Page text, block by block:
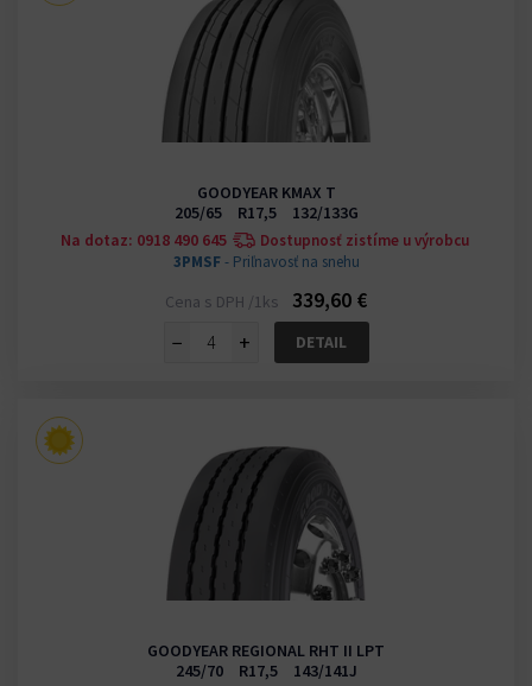
GOODYEAR KMAX T
205/65 R17,5 132/133G
Na dotaz: 0918 490 645
Dostupnosť zistíme u výrobcu
3PMSF- Priľnavosť na snehu
Cena s DPH /1ks
339,60 €
−
+ DETAIL
GOODYEAR REGIONAL RHT II LPT
245/70 R17,5 143/141J